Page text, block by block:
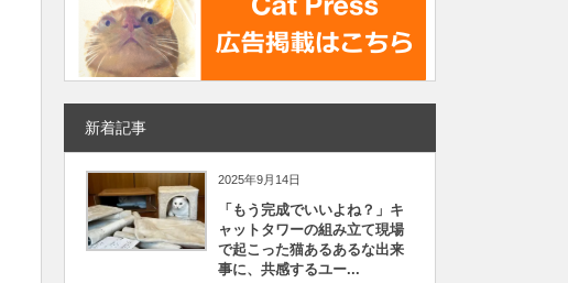
新着記事
2025年9月14日
「もう完成でいいよね？」キ
ャットタワーの組み立て現場
で起こった猫あるあるな出来
事に、共感するユー...